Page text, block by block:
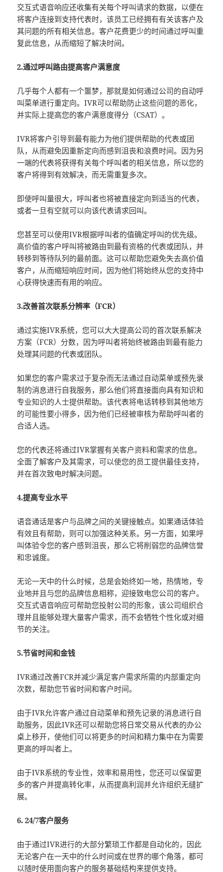
交互式语音响应还收集有关每个呼叫请求的数据，以便在
将客户连接到支持代表时，该员工已经拥有有关该客户及
其问题的所有相关信息。客户花费更少的时间通过呼叫重
复此信息，从而缩短了解决时间。
2.通过呼叫路由提高客户满意度
几乎每个人都有一个噩梦，那就是如何通过公司的自动呼
叫菜单进行重定向。IVR可以帮助防止这些问题的恶化，
并实际上提高您的客户满意度得分（CSAT）。
IVR将客户引导到最有能力为他们提供帮助的代表或团
队，从而避免因重新定向而感到沮丧和浪费时间。因为另
一端的代表将获得有关每个呼叫者的相关信息，所以您的
客户将得到有效解决，而无需重复多次。
即使呼叫量很大，呼叫者也将被直接定向到适当的代表，
或者一旦有空就可以向该代表请求回叫。
您甚至可以使用IVR根据呼叫者的值确定呼叫的优先级。
高价值的客户呼叫将被路由到最有资格的代表或团队，并
转移到等待队列的最前面。这可以帮助您避免失去高价值
客户，从而缩短响应时间，因为他们将始终从您的支持中
心获得快速而有用的响应。
3.改善首次联系分辨率（FCR）
通过实施IVR系统，您可以大大提高公司的首次联系解决
方案（FCR）分数，因为呼叫者将始终被路由到最有能力
处理其问题的代表或团队。
如果您的客户需求过于复杂而无法通过自动菜单或预先录
制的消息进行自我服务，那么他们将直接面向具有知识和
专业知识的人士提供帮助。该代表将电话转移到其他地方
的可能性要小得多，因为他们已经被审核为帮助呼叫者的
合适人选。
您的代表还将通过IVR掌握有关客户资料和需求的信息。
全面了解客户及其需求，可以使您的员工提供最佳支持，
并在首次致电时解决问题。
4.提高专业水平
语音通话是客户与品牌之间的关键接触点。如果通话体验
有效且有帮助，则可以加强这种关系。另一方面，如果呼
叫体验令您的客户感到沮丧，那么它将削弱您的品牌信誉
和忠诚度。
无论一天中的什么时候，总是会始终如一地，热情地，专
业地并且与您的品牌信息相称，迎接致电您公司的客户。
交互式语音响应可帮助您投射公司的形象，该公司组织合
理并且能够处理大量客户需求，而不会牺牲个性化或对细
节的关注。
5.节省时间和金钱
IVR通过改善FCR并减少满足客户需求所需的内部重定向
次数，帮助您节省时间和客户时间。
由于IVR允许客户通过自动菜单和预先记录的消息进行自
助服务，因此IVR还可以帮助您将日常交易从代表的办公
桌上移开，使他们可以将更多的时间和精力集中在为需要
更高的呼叫者上。
由于IVR系统的专业性，效率和易用性，您还可以保留更
多的客户并提高转化率，从而提高利润并允许组织无缝扩
展。
6. 24/7客户服务
由于通过IVR进行的大部分繁琐工作都是自动化的，因此
无论客户在一天中的什么时间或在世界的哪个角落，都可
以随时使用面向客户的服务基础结构来提供支持。